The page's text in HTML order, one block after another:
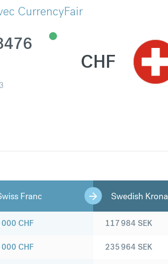
CurrencyFair
CHF
Franc Swedish Krona
000 CHF
000 CHF
117 984 SEK
235 964 SEK